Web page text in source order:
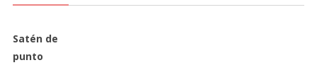
Satén de
punto